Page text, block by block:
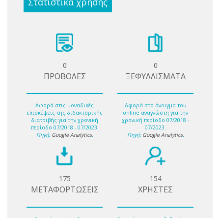
0
ΠΡΟΒΟΛΕΣ
Αφορά στις μοναδικές
επισκέψεις της διδακτορικής
διατριβής για την χρονική
περίοδο 07/2018 - 07/2023.
Πηγή: Google Analytics.
0
ΞΕΦΥΛΛΙΣΜΑΤΑ
Αφορά στο άνοιγμα του
online αναγνώστη για την
χρονική περίοδο 07/2018 -
07/2023.
Πηγή: Google Analytics.
175
ΜΕΤΑΦΟΡΤΩΣΕΙΣ
154
ΧΡΗΣΤΕΣ